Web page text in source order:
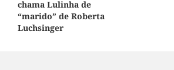
chama Lulinha de
“marido” de Roberta
Luchsinger